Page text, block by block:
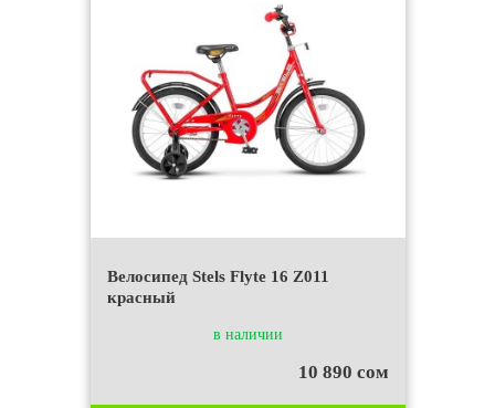
Велосипед Stels Flyte 16 Z011
красный
в наличии
10 890 сом